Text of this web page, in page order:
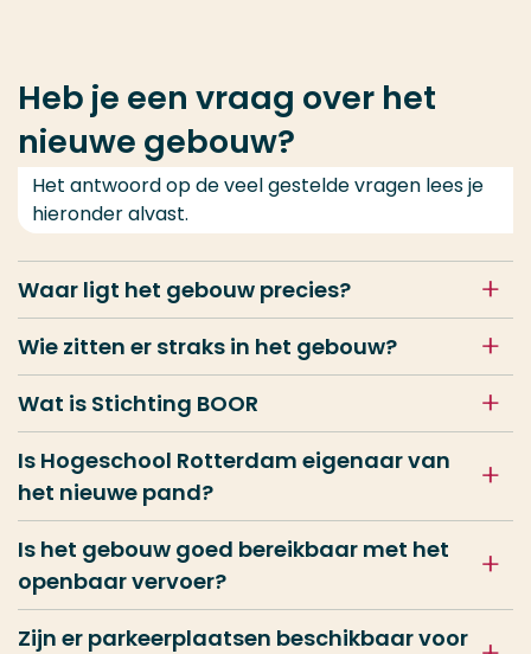
Heb je een vraag over het
nieuwe gebouw?
Het antwoord op de veel gestelde vragen lees je
hieronder alvast.
Waar ligt het gebouw precies?
Wie zitten er straks in het gebouw?
Wat is Stichting BOOR
Is Hogeschool Rotterdam eigenaar van
het nieuwe pand?
Is het gebouw goed bereikbaar met het
openbaar vervoer?
Zijn er parkeerplaatsen beschikbaar voor